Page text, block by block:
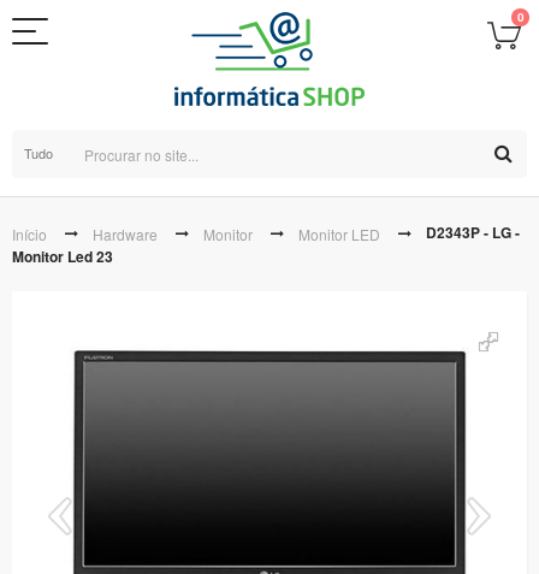
0
Tudo
Início Hardware Monitor Monitor LED
D2343P - LG -
Monitor Led 23